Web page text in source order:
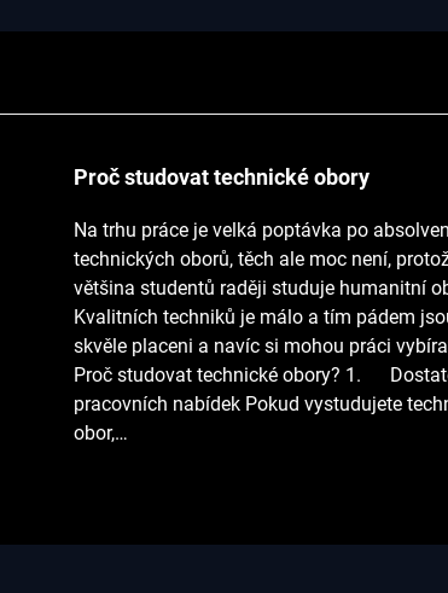
Proč studovat technické obory
Na trhu práce je velká poptávka po
technických oborů, těch ale moc není,
většina studentů raději studuje humanitní
Kvalitních techniků je málo a tím pádem
skvěle placeni a navíc si mohou práci
Proč studovat technické obory? 1.
pracovních nabídek Pokud vystudujete
obor,…